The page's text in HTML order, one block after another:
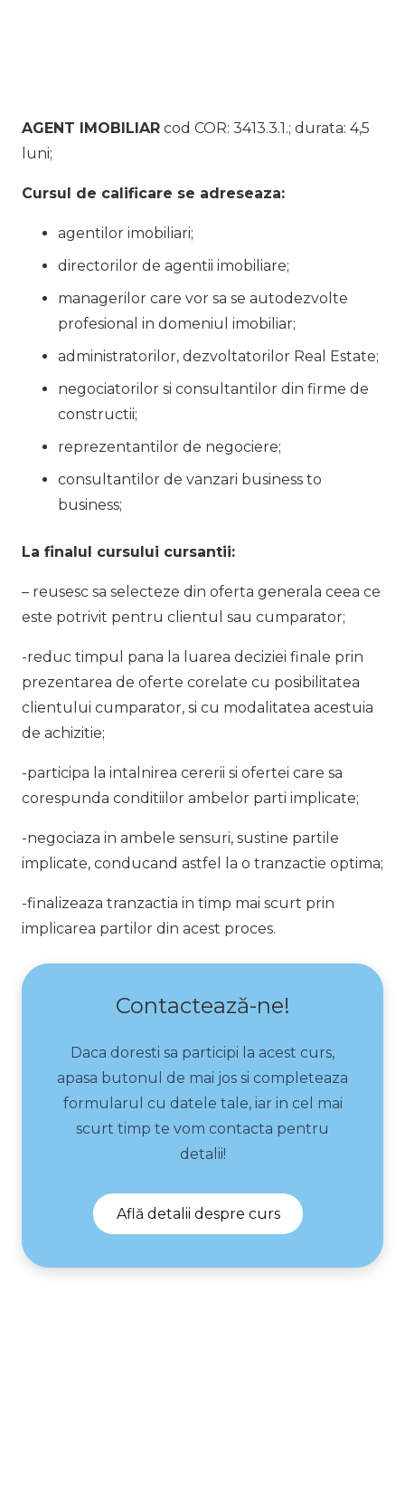
AGENT IMOBILIAR cod COR: 3413.3.1.; durata: 4,5
luni;
Cursul de calificare se adreseaza:
agentilor imobiliari;
directorilor de agentii imobiliare;
managerilor care vor sa se autodezvolte
profesional in domeniul imobiliar;
administratorilor, dezvoltatorilor Real Estate;
negociatorilor si consultantilor din firme de
constructii;
reprezentantilor de negociere;
consultantilor de vanzari business to
business;
La finalul cursului cursantii:
– reusesc sa selecteze din oferta generala ceea ce
este potrivit pentru clientul sau cumparator;
-reduc timpul pana la luarea deciziei finale prin
prezentarea de oferte corelate cu posibilitatea
clientului cumparator, si cu modalitatea acestuia
de achizitie;
-participa la intalnirea cererii si ofertei care sa
corespunda conditiilor ambelor parti implicate;
-negociaza in ambele sensuri, sustine partile
implicate, conducand astfel la o tranzactie optima;
-finalizeaza tranzactia in timp mai scurt prin
implicarea partilor din acest proces.
Contactează-ne!
Daca doresti sa participi la acest curs,
apasa butonul de mai jos si completeaza
formularul cu datele tale, iar in cel mai
scurt timp te vom contacta pentru
detalii!
Află detalii despre curs